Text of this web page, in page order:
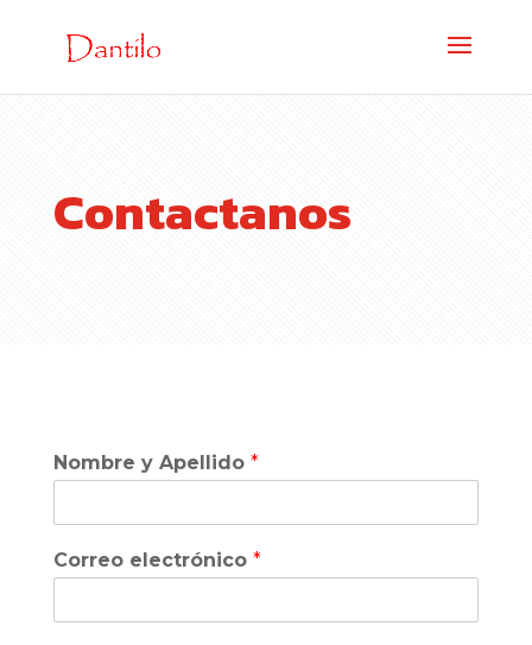
Contactanos
Nombre y Apellido *
Correo electrónico *